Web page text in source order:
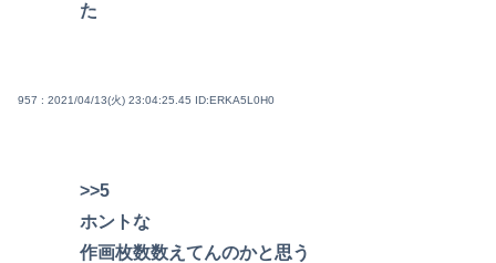
た
957 : 2021/04/13(火) 23:04:25.45 ID:ERKA5L0H0
>>5
ホントな
作画枚数数えてんのかと思う